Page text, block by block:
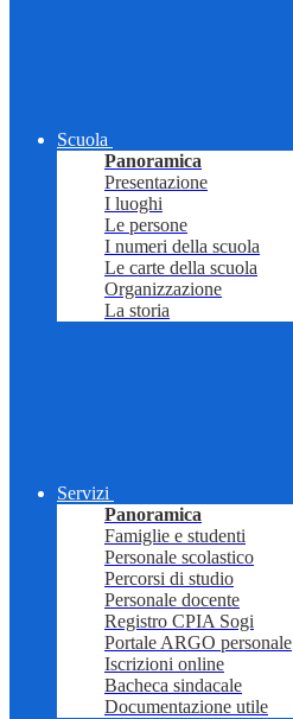
Scuola
Panoramica
Presentazione
I luoghi
Le persone
I numeri della scuola
Le carte della scuola
Organizzazione
La storia
Servizi
Panoramica
Famiglie e studenti
Personale scolastico
Percorsi di studio
Personale docente
Registro CPIA Sogi
Portale ARGO personale
Iscrizioni online
Bacheca sindacale
Documentazione utile